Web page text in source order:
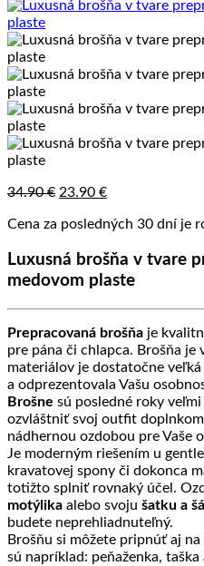
34.90€ Pôvodná
bola:
23.90 €Aktuálna
je:
Cena za posledných 30 dní je
Luxusná brošňa v tvare
medovom plaste
Prepracovaná brošňa je
pre pána či chlapca. Brošňa je
materiálov je dostatočne
a odprezentovala Vašu
Brošne sú posledné roky
ozvláštniť svoj outfit
nádhernou ozdobou pre Vaše
Je moderným riešením u
kravatovej spony či dokonca
totižto splniť rovnaký účel.
motýlika alebo svoju šatku a šál
budete neprehliadnuteľný.
Brošňu si môžete pripnúť aj na
sú napríklad: peňaženka,